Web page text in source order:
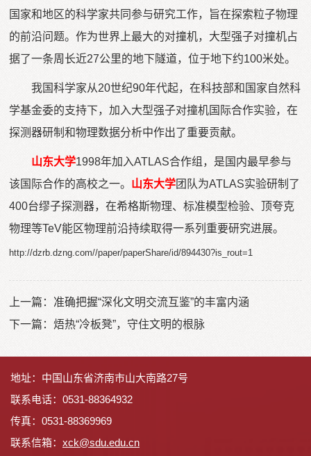
国家和地区的科学家共同参与研究工作，旨在探索粒子物理
的前沿问题。作为世界上最大的对撞机，大型强子对撞机占
据了一条周长近27公里的地下隧道，位于地下约100米处。
我国科学家从20世纪90年代起，在科技部和国家自然科
学基金委的支持下，加入大型强子对撞机国际合作实验，在
探测器研制和物理数据分析中作出了重要贡献。
山东大学1998年加入ATLAS合作组，是国内最早参与
该国际合作的高校之一。 山东大学团队为ATLAS实验研制了
400台缪子探测器，在希格斯物理、标准模型检验、顶夸克
物理等TeV能区物理前沿持续取得一系列重要研究进展。
http://dzrb.dzng.com//paper/paperShare/id/894430?is_rout=1
上一篇： 准确把握“深化文明交流互鉴”的丰富内涵
下一篇：焐热“冷板凳”，守住文明的根脉
地址：中国山东省济南市山大南路27号
联系电话：0531-88364932
传真：0531-88369969
联系信箱： xck@sdu.edu.cn